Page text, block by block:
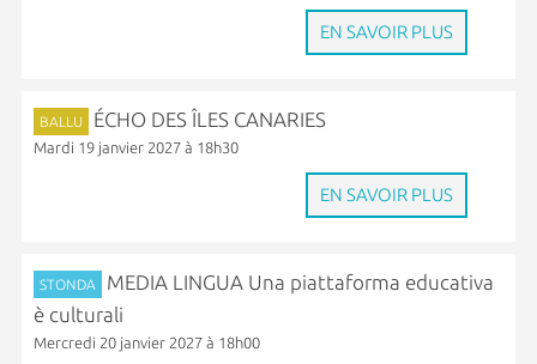
EN SAVOIR PLUS
BALLU ÉCHO DES ÎLES CANARIES
Mardi 19 janvier 2027 à 18h30
EN SAVOIR PLUS
STONDA
MEDIA LINGUA Una piattaforma educativa
è culturali
Mercredi 20 janvier 2027 à 18h00